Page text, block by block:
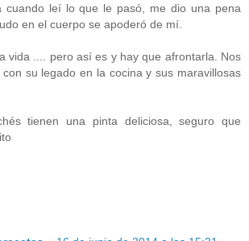
cuando leí lo que le pasó, me dio una pena
en el cuerpo se apoderó de mí.
vida .... pero así es y hay que afrontarla. Nos
su legado en la cocina y sus maravillosas
tienen una pinta deliciosa, seguro que